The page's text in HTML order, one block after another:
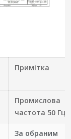
Примітка
Промислова
частота 50 Гц
За обраним